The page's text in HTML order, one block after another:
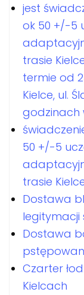
jest
ok 50 +/-5
trasie
termie od
Kielce, ul.
godzinach
50 +/-5
trasie
Dostawa
legitymacji
Dostawa
Czarter
Kielcach